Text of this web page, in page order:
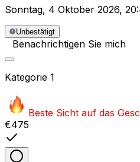
Sonntag, 4 Oktober 2026,
Unbestätigt
Benachrichtigen Sie mich
Kategorie 1
Beste Sicht auf das
€475